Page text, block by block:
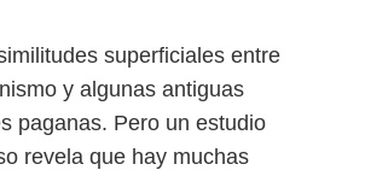
superficiales entre
y algunas antiguas
paganas. Pero un estudio
revela que hay muchas